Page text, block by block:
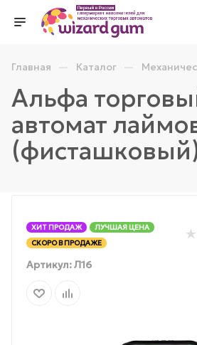
Главная — Каталог —
Альфа
автомат
ХИТ ПРОДАЖ
ЛУЧШАЯ ЦЕНА
СКОРО В ПРОДАЖЕ
Артикул:Л16